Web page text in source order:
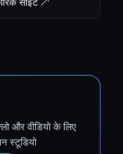
साइट ↗︎
और वीडियो के लिए
स्टूडियो